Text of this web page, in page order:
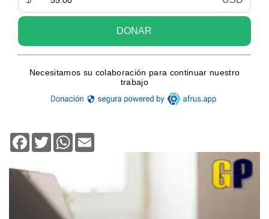
Facebook
TwitterWhatsApp